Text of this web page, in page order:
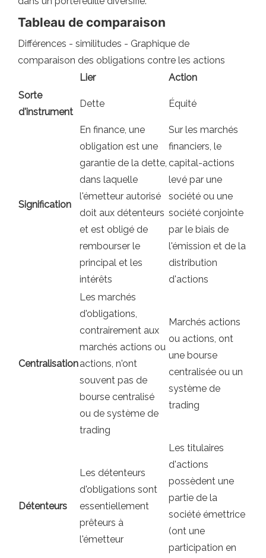
Tableau de comparaison
Différences - similitudes - Graphique de
comparaison des obligations contre les actions
Lier
Action
Sorte
d'instrument
Dette Équité
Signification
En finance, une
obligation est une
garantie de la dette,
dans laquelle
l'émetteur autorisé
doit aux détenteurs
et est obligé de
rembourser le
principal et les
intérêts
Sur les marchés
financiers, le
capital-actions
levé par une
société ou une
société conjointe
par le biais de
l'émission et de la
distribution
d'actions
Centralisation
Les marchés
d'obligations,
contrairement aux
marchés actions ou
actions, n'ont
souvent pas de
bourse centralisé
ou de système de
trading
Marchés actions
ou actions, ont
une bourse
centralisée ou un
système de
trading
Détenteurs
Les détenteurs
d'obligations sont
essentiellement
prêteurs à
l'émetteur
Les titulaires
d'actions
possèdent une
partie de la
société émettrice
(ont une
participation en